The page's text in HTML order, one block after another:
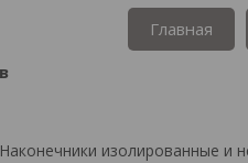
Главная
Наконечники изолированные и